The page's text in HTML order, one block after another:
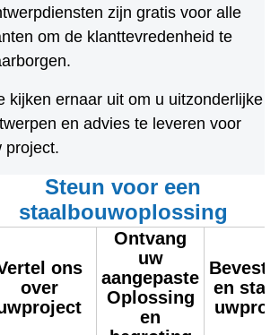
zijn gratis voor alle
om de klanttevredenheid te
kijken ernaar uit om u uitzonderlijke
en advies te leveren voor
project.
Steun voor een
staalbouwoplossing
ons
over
project
Ontvang
uw
aangepaste
Oplossing
en
en
uw